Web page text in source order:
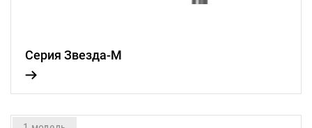
Серия Звезда-М